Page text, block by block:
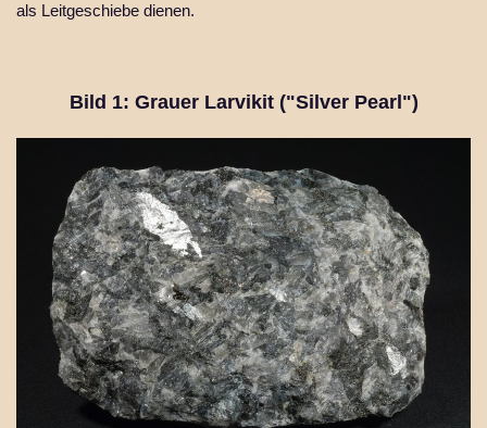
als Leitgeschiebe dienen.
Bild 1: Grauer Larvikit ("Silver Pearl")